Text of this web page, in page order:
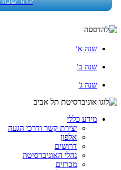
שנה א'
שנה ב'
שנה ג'
מידע כללי
יצירת קשר ודרכי הגעה
אלפון
דרושים
נהלי האוניברסיטה
מכרזים